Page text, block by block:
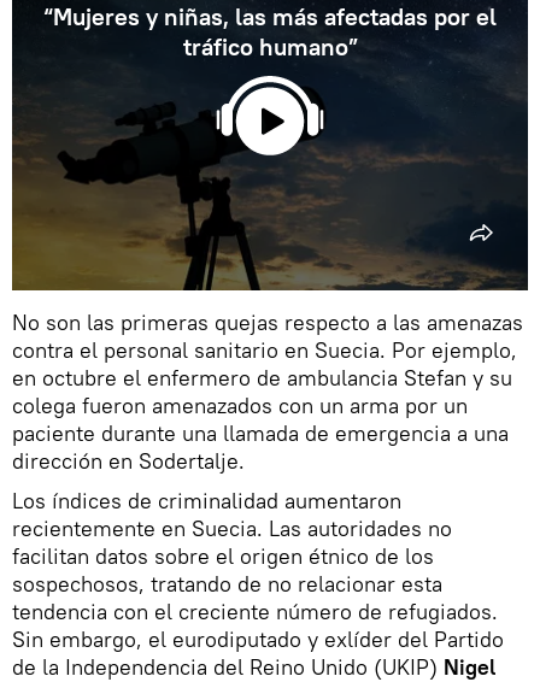
“Mujeres y niñas, las más afectadas por el
tráfico humano”
No son las primeras quejas respecto a las amenazas
contra el personal sanitario en Suecia. Por ejemplo,
en octubre el enfermero de ambulancia Stefan y su
colega fueron amenazados con un arma por un
paciente durante una llamada de emergencia a una
dirección en Sodertalje.
Los índices de criminalidad aumentaron
recientemente en Suecia. Las autoridades no
facilitan datos sobre el origen étnico de los
sospechosos, tratando de no relacionar esta
tendencia con el creciente número de refugiados.
Sin embargo, el eurodiputado y exlíder del Partido
de la Independencia del Reino Unido (UKIP) Nigel